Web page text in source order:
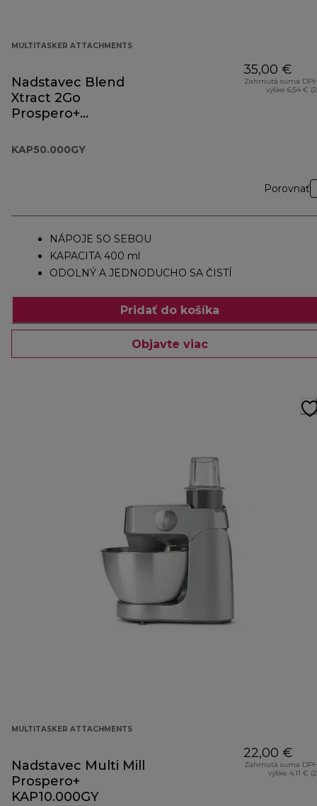
MULTITASKER ATTACHMENTS
Nadstavec Blend
Xtract 2Go
Prospero+
KAP50.000GY
35,00 €
Zahrnutá suma
výške 6,54 €
Porovnať
NÁPOJE SO SEBOU
KAPACITA 400 ml
ODOLNÝ A JEDNODUCHO SA ČISTÍ
Pridať do košíka
Objavte viac
MULTITASKER ATTACHMENTS
Nadstavec Multi Mill
Prospero+
KAP10.000GY
22,00 €
Zahrnutá suma
výške 4,11 €